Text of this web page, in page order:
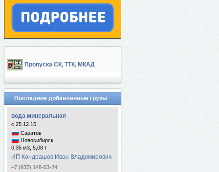
Пропуска СК, ТТК, МКАД
Последние добавленные грузы
вода минеральная
с 25.12.15
Саратов
Новосибирск
0,35 м3, 5,08 т
ИП Кондрашов Иван Владимирович
+7 (937) 148-63-24